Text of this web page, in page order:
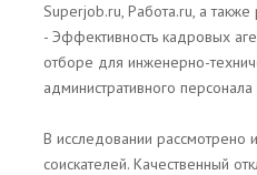
Superjob.ru, Работа.ru, а
- Эффективность кадровых
отборе для инженерно-
административного
В исследовании рассмотрено
соискателей. Качественный